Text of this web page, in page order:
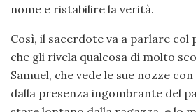
nome e ristabilire la verità.
Così, il sacerdote va a parlare col
che gli rivela qualcosa di molto
Samuel, che vede le sue nozze
dalla presenza ingombrante del